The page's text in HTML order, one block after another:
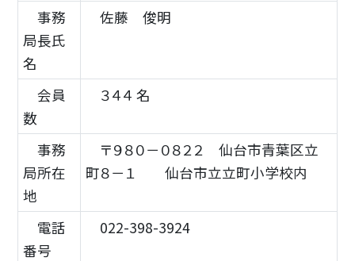
事務
局長氏
名
佐藤 俊明
会員
数
３４４ 名
事務
局所在
地
〒９８０－０８２２ 仙台市青葉区立
町８－１ 仙台市立立町小学校内
電話
番号
022-398-3924